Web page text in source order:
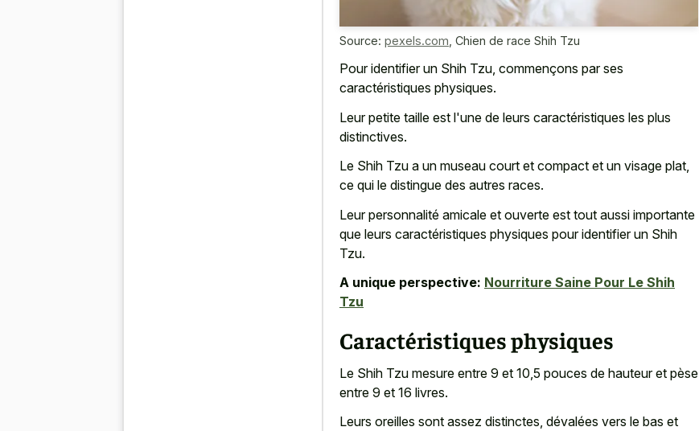
Source: pexels.com Chien de race Shih Tzu
Pour identifier un Shih Tzu, commençons par ses
caractéristiques physiques.
Leur petite taille est l'une de leurs caractéristiques les plus
distinctives.
Le Shih Tzu a un museau court et compact et un visage plat,
ce qui le distingue des autres races.
Leur personnalité amicale et ouverte est tout aussi importante
que leurs caractéristiques physiques pour identifier un Shih
Tzu.
A unique perspective: Nourriture Saine Pour Le Shih
Tzu
Caractéristiques physiques
Le Shih Tzu mesure entre 9 et 10,5 pouces de hauteur et pèse
entre 9 et 16 livres.
Leurs oreilles sont assez distinctes, dévalées vers le bas et